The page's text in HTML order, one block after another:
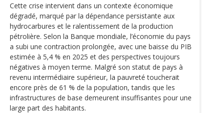
Cette crise intervient dans un contexte économique
dégradé, marqué par la dépendance persistante aux
hydrocarbures et le ralentissement de la production
pétrolière. Selon la Banque mondiale, l’économie du pays
a subi une contraction prolongée, avec une baisse du PIB
estimée à 5,4 % en 2025 et des perspectives toujours
négatives à moyen terme. Malgré son statut de pays à
revenu intermédiaire supérieur, la pauvreté toucherait
encore près de 61 % de la population, tandis que les
infrastructures de base demeurent insuffisantes pour une
large part des habitants.